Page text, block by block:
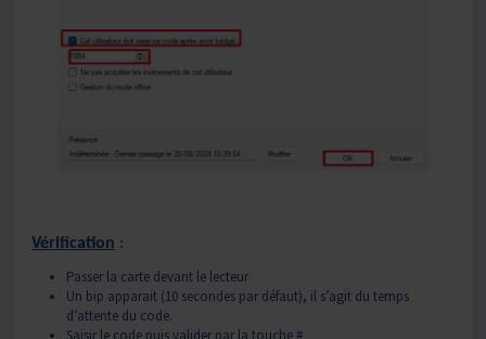
Vérification :
Passer la carte devant le lecteur
Un bip apparait (10 secondes par défaut), il s’agit du temps
d’attente du code.
Saisir le code puis valider par la touche #